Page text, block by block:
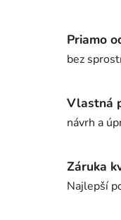
Priamo
bez
Vlastná
návrh a
Záruka
Najlepší